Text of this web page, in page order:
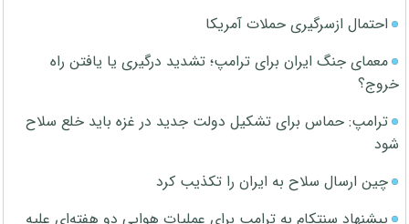
احتمال ازسرگیری حملات آمریکا
معمای جنگ ایران برای ترامپ؛ تشدید درگیری یا یافتن راه
خروج؟
ترامپ: حماس برای تشکیل دولت جدید در غزه باید خلع سلاح
شود
چین ارسال سلاح به ایران را تکذیب کرد
پیشنهاد سنتکام به ترامپ برای عملیات هوایی دو هفته‌ای علیه